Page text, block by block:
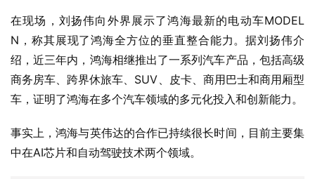
在现场，刘扬伟向外界展示了鸿海最新的电动车MODEL
N，称其展现了鸿海全方位的垂直整合能力。据刘扬伟介
绍，近三年内，鸿海相继推出了一系列汽车产品，包括高级
商务房车、跨界休旅车、SUV、皮卡、商用巴士和商用厢型
车，证明了鸿海在多个汽车领域的多元化投入和创新能力。
事实上，鸿海与英伟达的合作已持续很长时间，目前主要集
中在AI芯片和自动驾驶技术两个领域。